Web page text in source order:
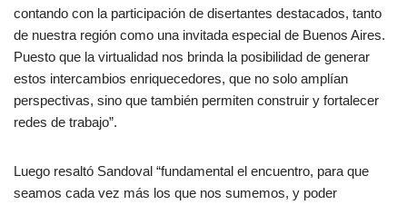
contando con la participación de disertantes destacados, tanto
de nuestra región como una invitada especial de Buenos Aires.
Puesto que la virtualidad nos brinda la posibilidad de generar
estos intercambios enriquecedores, que no solo amplían
perspectivas, sino que también permiten construir y fortalecer
redes de trabajo”.
Luego resaltó Sandoval “fundamental el encuentro, para que
seamos cada vez más los que nos sumemos, y poder